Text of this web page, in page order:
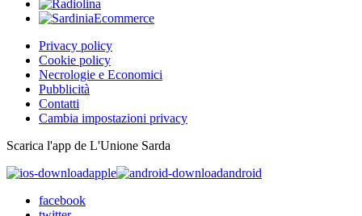
Privacy policy
Cookie policy
Necrologie e Economici
Pubblicità
Contatti
Cambia impostazioni privacy
Scarica l'app de L'Unione Sarda
apple
android
facebook